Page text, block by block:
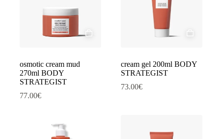
osmotic cream mud
270ml BODY
STRATEGIST
77.00€
cream gel 200ml BODY
STRATEGIST
73.00€